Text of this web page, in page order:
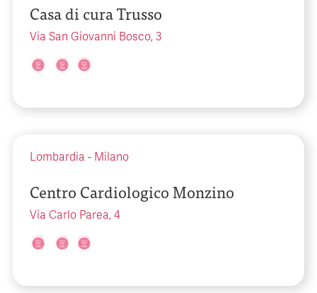
Casa di cura Trusso
Via San Giovanni Bosco, 3
Lombardia - Milano
Centro Cardiologico Monzino
Via Carlo Parea, 4